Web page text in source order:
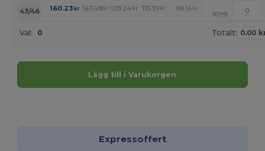
43/46
160.23kr 147.48 kr 128.24 kr 115.39 kr 96.16 kr
1099
Val: 0 Totalt: 0.00
Lägg till i Varukorgen
Expressoffert